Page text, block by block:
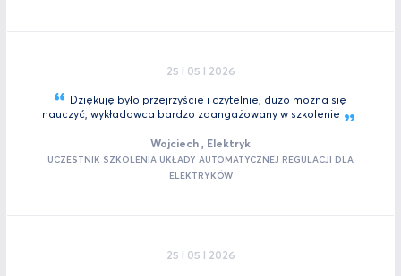
25 I 05 I 2026
Dziękuję było przejrzyście i czytelnie, dużo można się
nauczyć, wykładowca bardzo zaangażowany w szkolenie
Wojciech , Elektryk
UCZESTNIK SZKOLENIA UKŁADY AUTOMATYCZNEJ REGULACJI DLA
ELEKTRYKÓW
25 I 05 I 2026